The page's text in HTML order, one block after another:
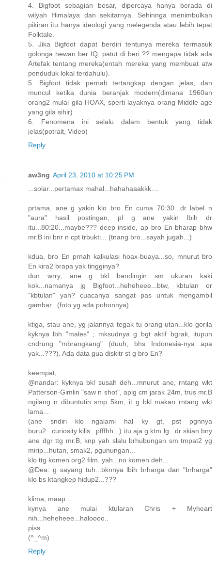
4. Bigfoot sebagian besar, dipercaya hanya berada di
wilyah Himalaya dan sekitarnya. Sehinnga menimbulkan
pikiran itu hanya ideologi yang melegenda atau lebih tepat
Folktale.
5. Jika Bigfoot dapat berdiri tentunya mereka termasuk
golonga hewan ber IQ, patut di beri ?? mengapa tidak ada
Artefak tentang mereka(entah mereka yang membuat atw
penduduk lokal terdahulu).
5. Bigfoot tidak pernah tertangkap dengan jelas, dan
muncul ketika dunia beranjak modern(dimana 1960an
orang2 mulai gila HOAX, sperti layaknya orang Middle age
yang gila sihir)
6. Fenomena ini selalu dalam bentuk yang tidak
jelas(potrait, Video)
Reply
aw3ng April 23, 2010 at 10:25 PM
...solar...pertamax mahal...hahahaaakkk....
prtama, ane g yakin klo bro En cuma 70:30...dr label n
"aura" hasil postingan, pl g ane yakin lbih dr
itu...80:20...maybe??? deep inside, ap bro En bharap bhw
mr.B ini bnr n cpt trbukti... (tnang bro...sayah jugah...)
kdua, bro En prnah kalkulasi hoax-buaya...so, mnurut bro
En kira2 brapa yak tingginya?
dun wrry, ane g bkl bandingin sm ukuran kaki
kok...namanya jg Bigfoot...heheheee...btw, kbtulan or
"kbtulan" yah? cuacanya sangat pas untuk mengambil
gambar...(foto yg ada pohonnya)
ktiga, stau ane, yg jalannya tegak tu orang utan...klo gorila
kyknya lbh "males" ; mksudnya g bgt aktif bgrak, itupun
cndrung "mbrangkang" (duuh, bhs Indonesia-nya apa
yak...???). Ada data gua diskitr st g bro En?
keempat,
@nandar: kyknya bkl susah deh...mnurut ane, rntang wkt
Patterson-Gimlin "saw n shot", aplg cm jarak 24m, trus mr.B
ngilang n dibuntutin smp 5km, it g bkl makan rntang wkt
lama...
(ane sndiri klo ngalami hal ky gt, pst pgnnya
buru2...curiosity kills...pfffhh...) itu aja g ktm lg...dr skian bny
ane dgr ttg mr.B, knp yah slalu brhubungan sm tmpat2 yg
mirip...hutan, smak2, pgunungan...
klo ttg komen org2 film, yah...no komen deh...
@Dea: g sayang tuh...bknnya lbih brharga dan "brharga"
klo bs ktangkep hidup2...???
klima, maap...
kynya ane mulai ktularan Chris + Myheart
nih...heheheee...haloooo..
piss...
(^_^m)
Reply